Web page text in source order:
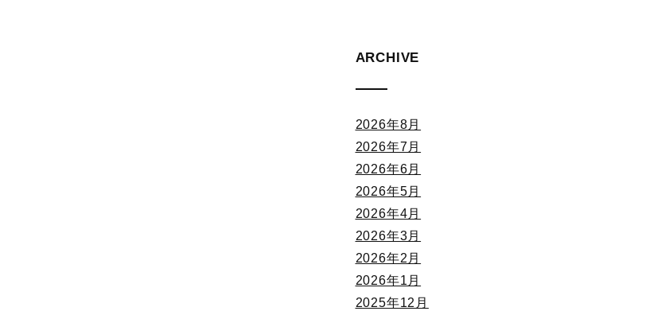
ARCHIVE
2026年8月
2026年7月
2026年6月
2026年5月
2026年4月
2026年3月
2026年2月
2026年1月
2025年12月